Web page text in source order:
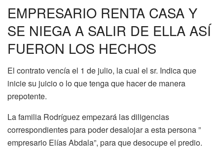
EMPRESARIO RENTA CASA Y
SE NIEGA A SALIR DE ELLA ASÍ
FUERON LOS HECHOS
El contrato vencía el 1 de julio, la cual el sr. Indica que
inicie su juicio o lo que tenga que hacer de manera
prepotente.
La familia Rodríguez empezará las diligencias
correspondientes para poder desalojar a esta persona ”
empresario Elías Abdala”, para que desocupe el predio.